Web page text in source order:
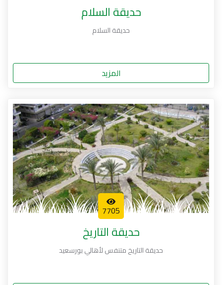
حديقة السلام
حديقة السلام
المزيد
7705
حديقة التاريخ
حديقة التاريخ متنفس لأهالي بورسعيد